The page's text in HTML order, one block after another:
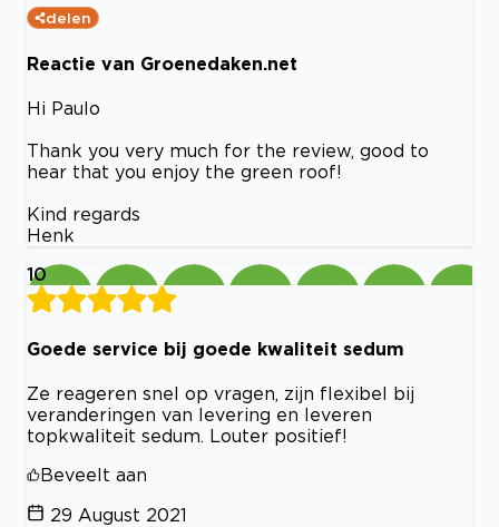
delen
Reactie van Groenedaken.net
Hi Paulo
Thank you very much for the review, good to
hear that you enjoy the green roof!
Kind regards
Henk
10
Goede service bij goede kwaliteit sedum
Ze reageren snel op vragen, zijn flexibel bij
veranderingen van levering en leveren
topkwaliteit sedum. Louter positief!
Beveelt aan
29 August 2021